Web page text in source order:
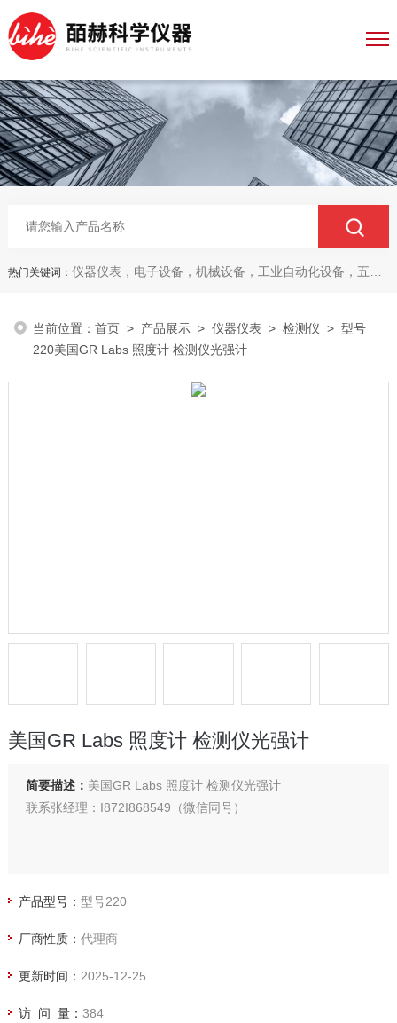
热门关键词： 仪器仪表，电子设备，机械设备，工业自动化设备，五金产品，电线电缆，金属材料，电子
当前位置：首页 > 产品展示 >仪器仪表 >检测仪 > 型号
220美国GR Labs 照度计 检测仪光强计
美国GR Labs 照度计 检测仪光强计
简要描述： 美国GR Labs 照度计 检测仪光强计
联系张经理：I872I868549（微信同号）
产品型号： 型号220
厂商性质： 代理商
更新时间： 2025-12-25
访 问 量： 384